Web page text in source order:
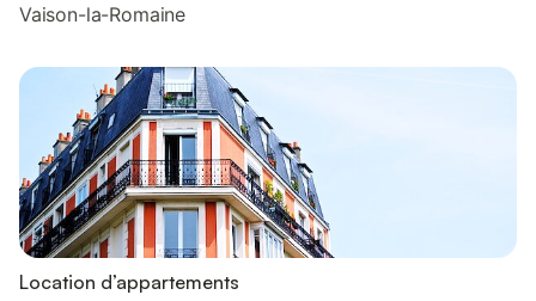
Vaison-la-Romaine
Location d’appartements